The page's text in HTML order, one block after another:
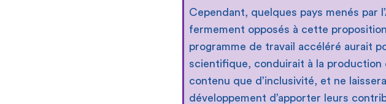
Cependant, quelques pays menés par
fermement opposés à cette
programme de travail accéléré aurait
scientifique, conduirait à la
contenu que d’inclusivité, et ne
développement d’apporter leurs